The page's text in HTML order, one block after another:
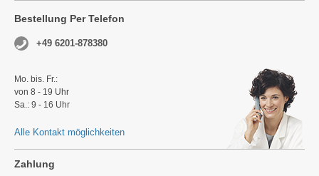
Bestellung Per Telefon
+49 6201-878380
Mo. bis. Fr.:
von 8 - 19 Uhr
Sa.: 9 - 16 Uhr
Alle Kontakt möglichkeiten
Zahlung